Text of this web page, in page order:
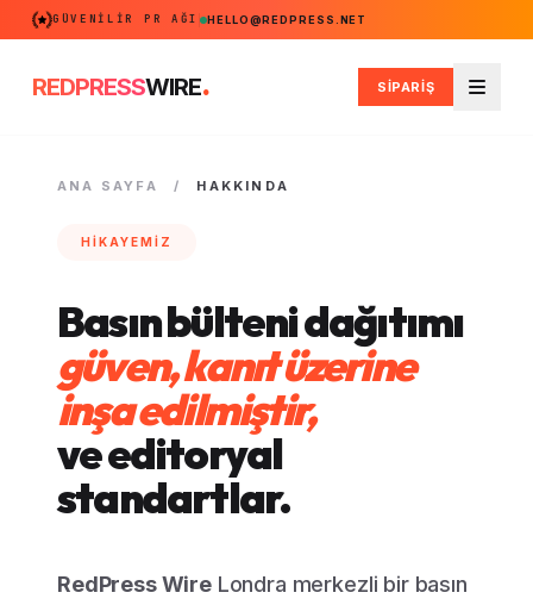
GÜVENILIR PR AĞI HELLO@REDPRESS.NET
REDPRESSWIRE. SİPARİŞ
Men
ANA SAYFA / HAKKINDA
HIKAYEMIZ
Basın bülteni dağıtımı
güven, kanıt üzerine
inşa edilmiştir,
ve editoryal
standartlar.
RedPress WireLondra merkezli bir basın